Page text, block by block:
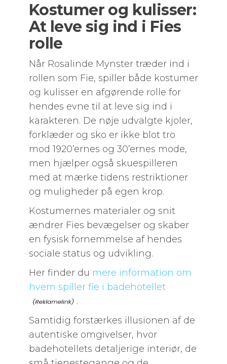
Kostumer og kulisser:
At leve sig ind i Fies
rolle
Når Rosalinde Mynster træder ind i
rollen som Fie, spiller både kostumer
og kulisser en afgørende rolle for
hendes evne til at leve sig ind i
karakteren. De nøje udvalgte kjoler,
forklæder og sko er ikke blot tro
mod 1920’ernes og 30’ernes mode,
men hjælper også skuespilleren
med at mærke tidens restriktioner
og muligheder på egen krop.
Kostumernes materialer og snit
ændrer Fies bevægelser og skaber
en fysisk fornemmelse af hendes
sociale status og udvikling.
Her finder du mere information om
hvem spiller fie i badehotellet
.
Samtidig forstærkes illusionen af de
autentiske omgivelser, hvor
badehotellets detaljerige interiør, de